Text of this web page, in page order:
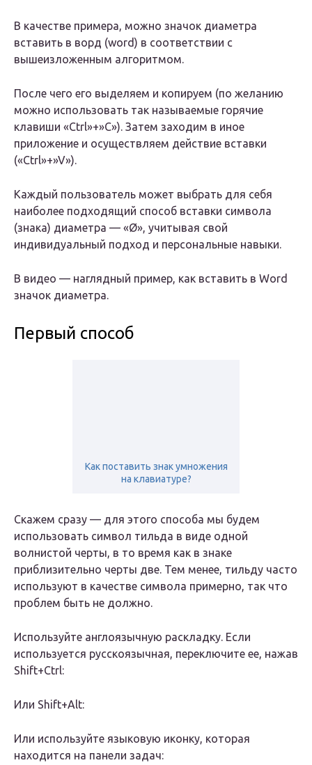
В качестве примера, можно значок диаметра
вставить в ворд (word) в соответствии с
вышеизложенным алгоритмом.
После чего его выделяем и копируем (по желанию
можно использовать так называемые горячие
клавиши «Ctrl»+»C»). Затем заходим в иное
приложение и осуществляем действие вставки
(«Ctrl»+»V»).
Каждый пользователь может выбрать для себя
наиболее подходящий способ вставки символа
(знака) диаметра — «Ø», учитывая свой
индивидуальный подход и персональные навыки.
В видео — наглядный пример, как вставить в Word
значок диаметра.
Первый способ
Как поставить знак умножения
на клавиатуре?
Скажем сразу — для этого способа мы будем
использовать символ тильда в виде одной
волнистой черты, в то время как в знаке
приблизительно черты две. Тем менее, тильду часто
используют в качестве символа примерно, так что
проблем быть не должно.
Используйте англоязычную раскладку. Если
используется русскоязычная, переключите ее, нажав
Shift+Ctrl:
Или Shift+Alt:
Или используйте языковую иконку, которая
находится на панели задач: